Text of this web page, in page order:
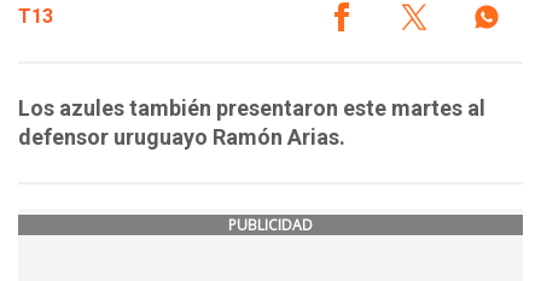
T13
Los azules también presentaron este martes al
defensor uruguayo Ramón Arias.
PUBLICIDAD